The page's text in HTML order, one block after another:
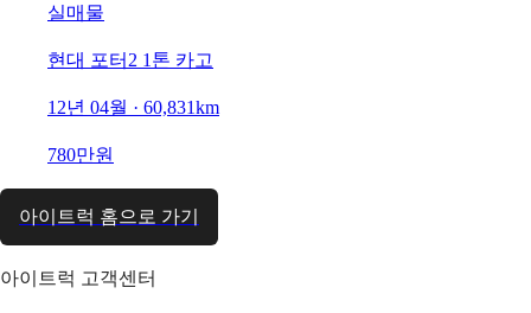
실매물
현대 포터2 1톤 카고
12년 04월 · 60,831km
780만원
아이트럭 홈으로 가기
아이트럭 고객센터